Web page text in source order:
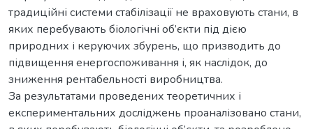
традиційні системи стабілізації не враховують стани, в
яких перебувають біологічні об’єкти під дією
природних і керуючих збурень, що призводить до
підвищення енергоспоживання і, як наслідок, до
зниження рентабельності виробництва.
За результатами проведених теоретичних і
експериментальних досліджень проаналізовано стани,